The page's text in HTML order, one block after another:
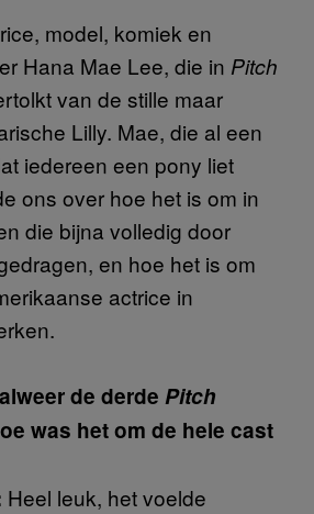
model, komiek en
Hana Mae Lee, die in Pitch
van de stille maar
Lilly. Mae, die al een
iedereen een pony liet
ons over hoe het is om in
die bijna volledig door
en hoe het is om
actrice in
de derde Pitch
was het om de hele cast
Heel leuk, het voelde